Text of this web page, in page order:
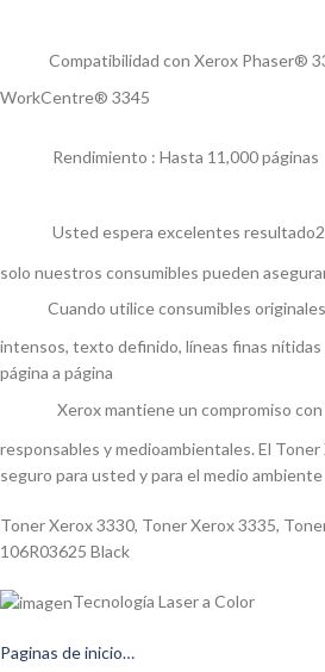
Compatibilidad con Xerox Phaser®
WorkCentre® 3345
Rendimiento : Hasta 11,000 páginas
Usted espera excelentes
solo nuestros consumibles pueden
Cuando utilice consumibles
intensos, texto definido, líneas finas
página a página
Xerox mantiene un compromiso
responsables y medioambientales. El
seguro para usted y para el medio ambiente
Toner Xerox 3330, Toner Xerox 3335,
106R03625 Black
Tecnología Laser a Color
Paginas de inicio…